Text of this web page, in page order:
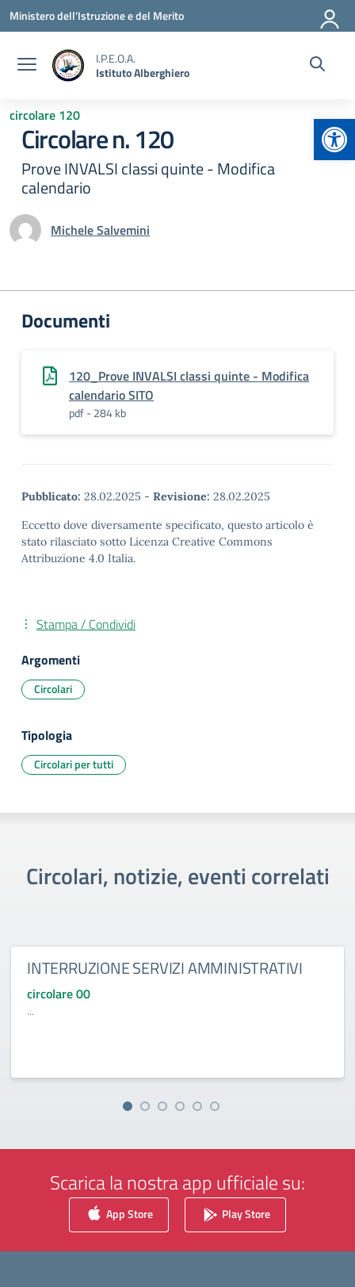
Vai ai contenuti
Vai al menu di navigazione
Vai al footer
Ministero dell'Istruzione e del Merito
I.P.E.O.A.
Istituto Alberghiero
circolare 120
Circolare n. 120
Prove INVALSI classi quinte - Modifica
calendario
Michele Salvemini
Documenti
120_Prove INVALSI classi quinte - Modifica
calendario SITO
pdf - 284 kb
Pubblicato: 28.02.2025 - Revisione: 28.02.2025
Eccetto dove diversamente specificato, questo articolo è
stato rilasciato sotto Licenza Creative Commons
Attribuzione 4.0 Italia.
Stampa / Condividi
Argomenti
Circolari
Tipologia
Circolari per tutti
Circolari, notizie, eventi correlati
INTERRUZIONE SERVIZI AMMINISTRATIVI
circolare 00
...
Scarica la nostra app ufficiale su:
App Store Play Store